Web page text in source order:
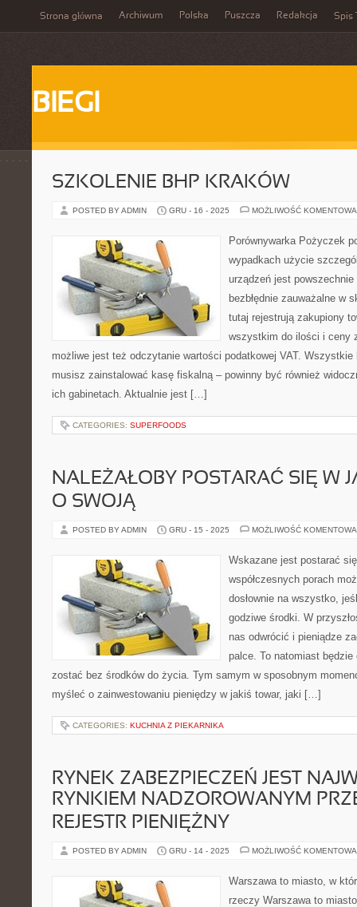
Strona główna Archiwum Polska Puszcza Redakcja Spis
BIEGI
SZKOLENIE BHP KRAKÓW
POSTED BY ADMIN GRU - 16 - 2025 MOŻLIWOŚĆ
Porównywarka Pożyczek
wypadkach użycie
urządzeń jest
bezbłędnie zauważalne w
tutaj rejestrują zakupiony
wszystkim do ilości i ceny
możliwe jest też odczytanie wartości podatkowej VAT.
musisz zainstalować kasę fiskalną – powinny być również
ich gabinetach. Aktualnie jest […]
CATEGORIES: SUPERFOODS
NALEŻAŁOBY POSTARAĆ SIĘ W
O SWOJĄ
POSTED BY ADMIN GRU - 15 - 2025 MOŻLIWOŚĆ
Wskazane jest postarać
współczesnych porach
dosłownie na wszystko,
godziwe środki. W
nas odwrócić i pieniądze
palce. To natomiast będzie
zostać bez środków do życia. Tym samym w sposobnym
myśleć o zainwestowaniu pieniędzy w jakiś towar, jaki […]
CATEGORIES: KUCHNIA Z PIEKARNIKA
RYNEK ZABEZPIECZEŃ JEST
RYNKIEM NADZOROWANYM
REJESTR PIENIĘŻNY
POSTED BY ADMIN GRU - 14 - 2025 MOŻLIWOŚĆ
Warszawa to miasto, w
rzeczy Warszawa to